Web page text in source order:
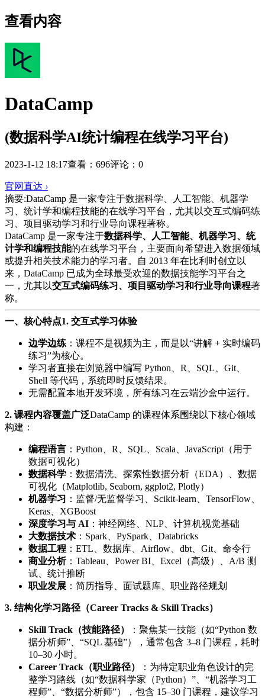
查看内容
DataCamp
(数据科学AI统计编程在线学习平台)
2023-1-12 18:17查看：696评论：0
官网直达 ›
摘要:DataCamp 是一家专注于数据科学、人工智能、机器学
习、统计学和编程技能的在线学习平台，尤其以交互式编码练
习、项目驱动学习和行业导向课程著称。
DataCamp 是一家专注于数据科学、人工智能、机器学习、统
计学和编程技能的在线学习平台，主要面向希望进入数据领域
或提升相关技术能力的学习者。自 2013 年在比利时创立以
来，DataCamp 已成为全球最受欢迎的数据技能学习平台之
一，尤其以交互式编码练习、项目驱动学习和行业导向课程著
称。
一、核心特点1. 交互式学习体验
边学边练 ：课程不是视频为主，而是以“讲解 + 实时编码
练习”为核心。
学习者直接在浏览器中编写 Python、R、SQL、Git、
Shell 等代码，系统即时反馈结果。
无需配置本地开发环境，所有练习在云端沙盒中运行。
2. 课程内容覆盖广泛DataCamp 的课程体系围绕以下核心领域
构建：
编程语言 ：Python、R、SQL、Scala、JavaScript（用于
数据可视化）
数据科学 ：数据清洗、探索性数据分析（EDA）、数据
可视化（Matplotlib, Seaborn, ggplot2, Plotly）
机器学习 ：监督/无监督学习、Scikit-learn、TensorFlow、
Keras、XGBoost
深度学习与 AI ：神经网络、NLP、计算机视觉基础
大数据技术 ：Spark、PySpark、Databricks
数据工程 ：ETL、数据库、Airflow、dbt、Git、命令行
商业分析：Tableau、Power BI、Excel（高级）、A/B 测
试、统计推断
职业发展 ：简历指导、面试题库、职业路径规划
3. 结构化学习路径（Career Tracks & Skill Tracks）
Skill Track（技能路径）
：聚焦某一技能（如“Python 数
据分析师”、“SQL 基础”），通常包含 3–8 门课程，耗时
10–30 小时。
Career Track（职业路径）
：为特定职业角色设计的完
整学习路线（如“数据科学家（Python）”、“机器学习工
程师”、“数据分析师”），包含 15–30 门课程，建议学习